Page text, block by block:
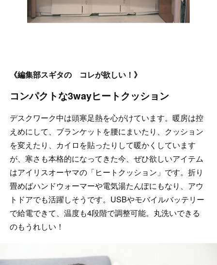
《編集部スギタの コレが欲しい！》
コンパクトな3wayヒートクッション
デスクワーク中は頭寒足熱を心がけています。暖房は控
えめにして、ブランケットを腰にまいたり、クッション
を変えたり、カイロを貼ったりして暖かくしています
が、寒さも本格的になってきた今、ぜひ欲しいアイテム
はアイリスオーヤマの「ヒートクッション」です。折り
畳めばハンドウォーマーや電気湯たんぽにもなり、アウ
トドアでも活躍しそうです。USBやモバイルバッテリー
で給電できて、温度も4段階で調整可能。丸洗いできる
のもうれしい！